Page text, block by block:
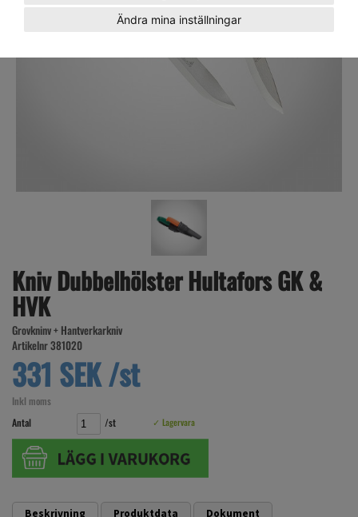
Ändra mina inställningar
Kniv Dubbelhölster Hultafors GK &
HVK
Grovkninv + Hantverkarkniv
Artikelnr 381020
331 SEK /st
Inkl moms
Antal
/st ✓ Lagervara
Beskrivning Produktdata
Dokument